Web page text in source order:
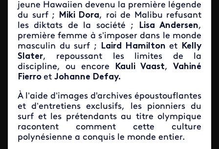
jeune Hawaiien devenu la première légende
du surf ; Miki Dora, roi de Malibu refusant
les diktats de la société ;
Lisa Andersen,
première femme à s’imposer dans le monde
masculin du surf ; Laird Hamilton et Kelly
Slater, repoussant les limites de la
discipline, ou encore
Kauli Vaast, Vahiné
Fierro et Johanne Defay.
À l’aide d’images d'archives époustouflantes
et d’entretiens exclusifs, les pionniers du
surf et les prétendants au titre olympique
racontent comment cette culture
polynésienne a conquis le monde entier.